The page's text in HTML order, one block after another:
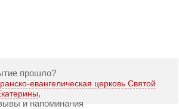
прошло?
евангелическая церковь Святой
,
и напоминания